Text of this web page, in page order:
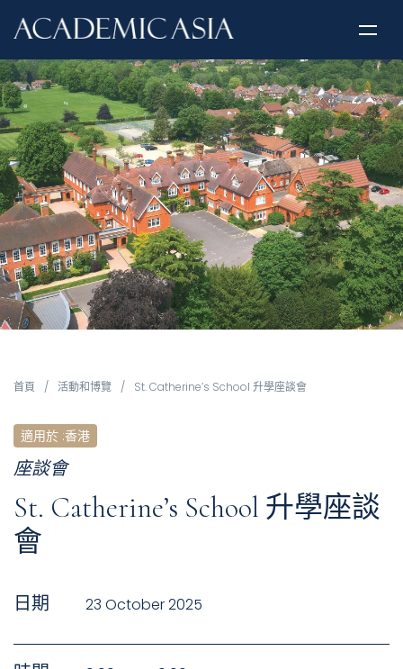
首頁 / 活動和博覽 / St. Catherine’s School 升學座談會
適用於 :香港
座談會
St. Catherine’s School 升學座談
會
日期 23 October 2025